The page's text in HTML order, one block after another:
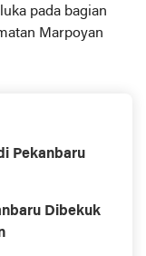
pada bagian
Marpoyan
Pekanbaru
Dibekuk